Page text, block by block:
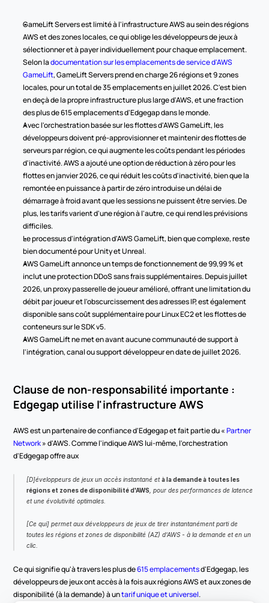
GameLift Servers est limité à l'infrastructure AWS au sein des régions
AWS et des zones locales, ce qui oblige les développeurs de jeux à
sélectionner et à payer individuellement pour chaque emplacement.
Selon la documentation sur les emplacements de service d'AWS
GameLift, GameLift Servers prend en charge 26 régions et 9 zones
locales, pour un total de 35 emplacements en juillet 2026. C'est bien
en deçà de la propre infrastructure plus large d'AWS, et une fraction
des plus de 615 emplacements d'Edgegap dans le monde.
Avec l'orchestration basée sur les flottes d'AWS GameLift, les
développeurs doivent pré-approvisionner et maintenir des flottes de
serveurs par région, ce qui augmente les coûts pendant les périodes
d'inactivité. AWS a ajouté une option de réduction à zéro pour les
flottes en janvier 2026, ce qui réduit les coûts d'inactivité, bien que la
remontée en puissance à partir de zéro introduise un délai de
démarrage à froid avant que les sessions ne puissent être servies. De
plus, les tarifs varient d'une région à l'autre, ce qui rend les prévisions
difficiles.
Le processus d'intégration d'AWS GameLift, bien que complexe, reste
bien documenté pour Unity et Unreal.
AWS GameLift annonce un temps de fonctionnement de 99,99 % et
inclut une protection DDoS sans frais supplémentaires. Depuis juillet
2026, un proxy passerelle de joueur amélioré, offrant une limitation du
débit par joueur et l'obscurcissement des adresses IP, est également
disponible sans coût supplémentaire pour Linux EC2 et les flottes de
conteneurs sur le SDK v5.
AWS GameLift ne met en avant aucune communauté de support à
l'intégration, canal ou support développeur en date de juillet 2026.
Clause de non-responsabilité importante :
Edgegap utilise l'infrastructure AWS
AWS est un partenaire de confiance d'Edgegap et fait partie du « Partner
Network » d'AWS. Comme l'indique AWS lui-même, l'orchestration
d'Edgegap offre aux
[D]éveloppeurs de jeux un accès instantané et à la demande à toutes les
régions et zones de disponibilité d'AWS , pour des performances de latence
et une évolutivité optimales.
[Ce qui] permet aux développeurs de jeux de tirer instantanément parti de
toutes les régions et zones de disponibilité (AZ) d'AWS - à la demande et en un
clic.
Ce qui signifie qu'à travers les plus de 615 emplacements d'Edgegap, les
développeurs de jeux ont accès à la fois aux régions AWS et aux zones de
disponibilité (à la demande) à un tarif unique et universel.